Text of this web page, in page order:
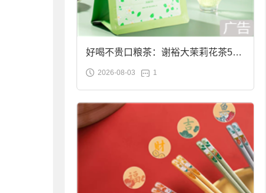
好喝不贵口粮茶：谢裕大茉莉花茶50g
袋装9.9元到手
2026-08-03 1